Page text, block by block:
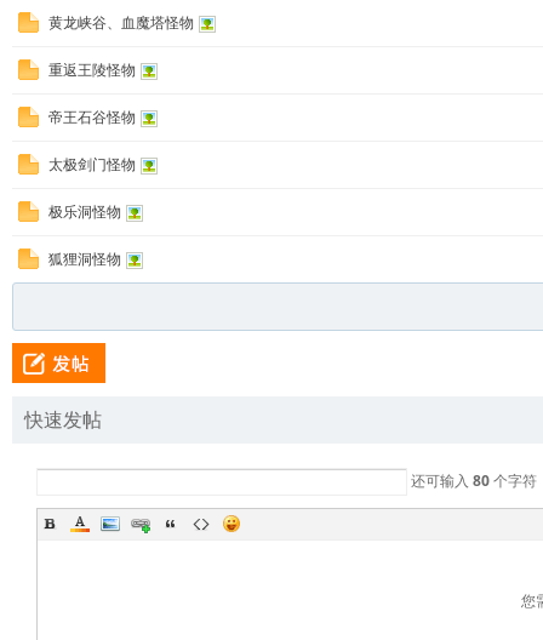
黄龙峡谷、血魔塔怪物
重返王陵怪物
帝王石谷怪物
太极剑门怪物
极乐洞怪物
狐狸洞怪物
快速发帖
还可输入 80个字符
您